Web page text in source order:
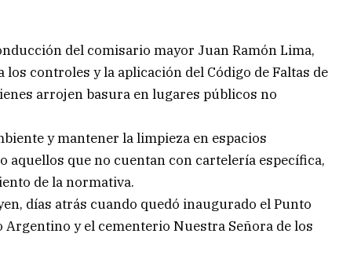
del comisario mayor Juan Ramón Lima,
controles y la aplicación del Código de Faltas de
arrojen basura en lugares públicos no
y mantener la limpieza en espacios
que no cuentan con cartelería específica,
de la normativa.
días atrás cuando quedó inaugurado el Punto
y el cementerio Nuestra Señora de los